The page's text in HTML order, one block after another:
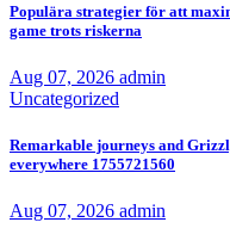
Populära strategier för att
game trots riskerna
Aug 07, 2026 admin
Uncategorized
Remarkable journeys and
everywhere 1755721560
Aug 07, 2026 admin